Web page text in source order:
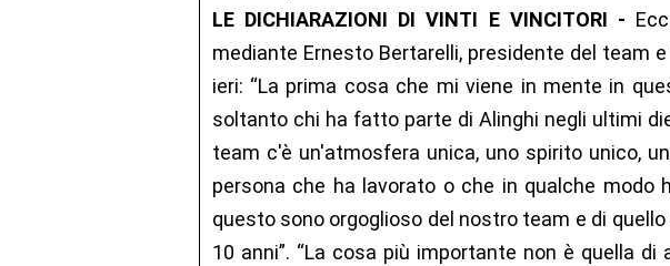
LE DICHIARAZIONI DI VINTI E VINCITORI -
mediante Ernesto Bertarelli, presidente del team
ieri: “La prima cosa che mi viene in mente in
soltanto chi ha fatto parte di Alinghi negli ultimi
team c'è un'atmosfera unica, uno spirito unico,
persona che ha lavorato o che in qualche
questo sono orgoglioso del nostro team e di
10 anni”. “La cosa più importante non è quella